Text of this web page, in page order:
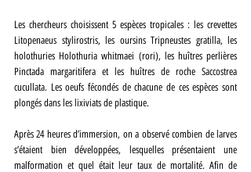
Les chercheurs choisissent 5 espèces tropicales : les crevettes
Litopenaeus stylirostris, les oursins Tripneustes gratilla, les
holothuries Holothuria whitmaei (rori), les huîtres perlières
Pinctada margaritifera et les huîtres de roche Saccostrea
cucullata. Les oeufs fécondés de chacune de ces espèces sont
plongés dans les lixiviats de plastique.
Après 24 heures d’immersion, on a observé combien de larves
s’étaient bien développées, lesquelles présentaient une
malformation et quel était leur taux de mortalité. Afin de